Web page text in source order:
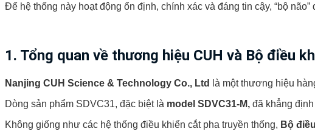
Để hệ thống này hoạt động ổn định, chính xác và đáng tin cậy, “bộ
1. Tổng quan về thương hiệu CUH và Bộ điều
Nanjing CUH Science & Technology Co., Ltd
là một thương hiệu
Dòng sản phẩm SDVC31, đặc biệt là model SDVC31-M, đã khẳng
Không giống như các hệ thống điều khiển cắt pha truyền thống, Bộ